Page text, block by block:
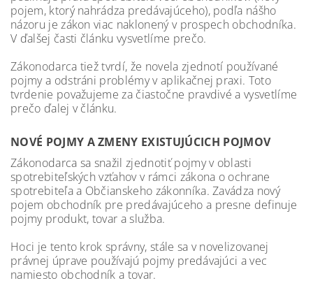
pojem, ktorý nahrádza predávajúceho), podľa nášho
názoru je zákon viac naklonený v prospech obchodníka.
V ďalšej časti článku vysvetlíme prečo.
Zákonodarca tiež tvrdí, že novela zjednotí používané
pojmy a odstráni problémy v aplikačnej praxi. Toto
tvrdenie považujeme za čiastočne pravdivé a vysvetlíme
prečo ďalej v článku.
NOVÉ POJMY A ZMENY EXISTUJÚCICH POJMOV
Zákonodarca sa snažil zjednotiť pojmy v oblasti
spotrebiteľských vzťahov v rámci zákona o ochrane
spotrebiteľa a Občianskeho zákonníka. Zavádza nový
pojem obchodník pre predávajúceho a presne definuje
pojmy produkt, tovar a služba.
Hoci je tento krok správny, stále sa v novelizovanej
právnej úprave používajú pojmy predávajúci a vec
namiesto obchodník a tovar.